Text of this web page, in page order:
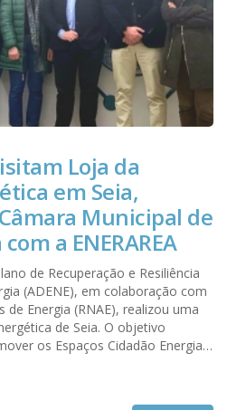
Loja da
em Seia,
Municipal de
a ENERAREA
de Recuperação e Resiliência
(ADENE), em colaboração com
de Energia (RNAE), realizou uma
de Seia. O objetivo
os Espaços Cidadão Energia e